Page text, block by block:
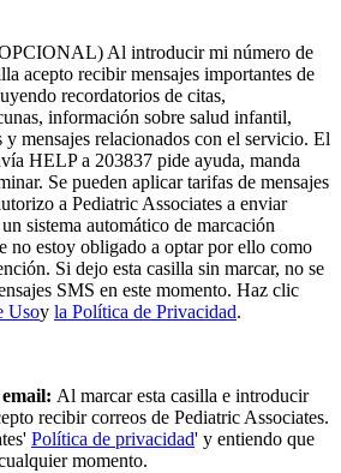
Al introducir mi número de
acepto recibir mensajes importantes de
recordatorios de citas,
información sobre salud infantil,
mensajes relacionados con el servicio. El
HELP a 203837 pide ayuda, manda
Se pueden aplicar tarifas de mensajes
a Pediatric Associates a enviar
sistema automático de marcación
no estoy obligado a optar por ello como
Si dejo esta casilla sin marcar, no se
SMS en este momento. Haz clic
Usoy la Política de Privacidad.
Al marcar esta casilla e introducir
recibir correos de Pediatric Associates.
Política de privacidad' y entiendo que
momento.